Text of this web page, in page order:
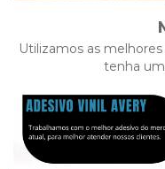
Utilizamos as
tenha